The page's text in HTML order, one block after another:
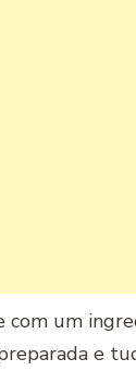
com um
e